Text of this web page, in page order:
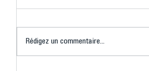
Rédigez un commentaire...